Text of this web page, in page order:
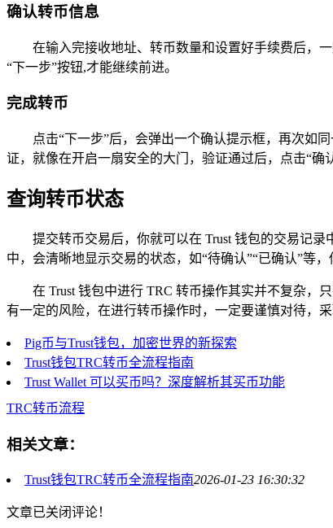
确认转币信息
在输入完接收地址、转币数量和设置好手续费后，
“下一步”按钮,才能继续前进。
完成转币
点击“下一步”后，会弹出一个确认提示框，再次如
证，就像在开启一扇安全的大门，验证通过后，点击“确
查询转币状态
提交转币交易后，你就可以在 Trust 钱包的交易记
中，会清晰地显示交易的状态，如“待确认”“已确认”等
在 Trust 钱包中进行 TRC 转币操作其实并不复杂，
有一定的风险，在进行转币操作时，一定要谨慎对待，
Pig币与Trust钱包，加密世界的新探索
Trust钱包TRC转币全流程指南
Trust Wallet 可以买币吗？深度解析其买币功能
TRC转币流程
相关文章：
Trust钱包TRC转币全流程指南2026-01-23 16:30:32
文章已关闭评论！